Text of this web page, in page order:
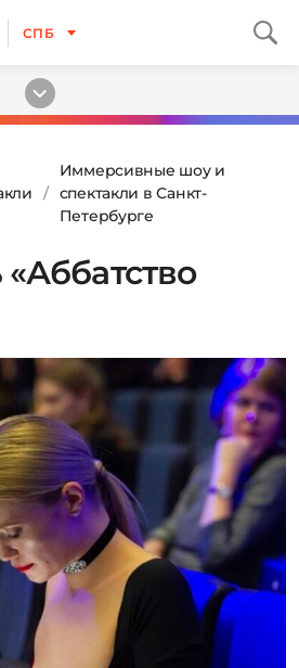
СПБ
Иммерсивные шоу и
спектакли в Санкт-
Петербурге